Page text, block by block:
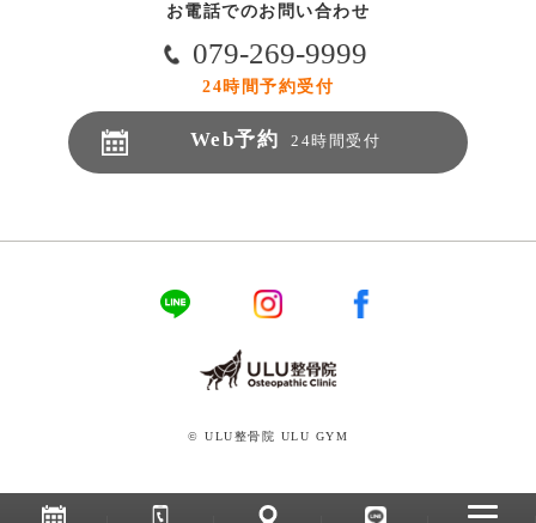
お電話でのお問い合わせ
079-269-9999
24時間予約受付
Web予約 24時間受付
© ULU整骨院 ULU GYM